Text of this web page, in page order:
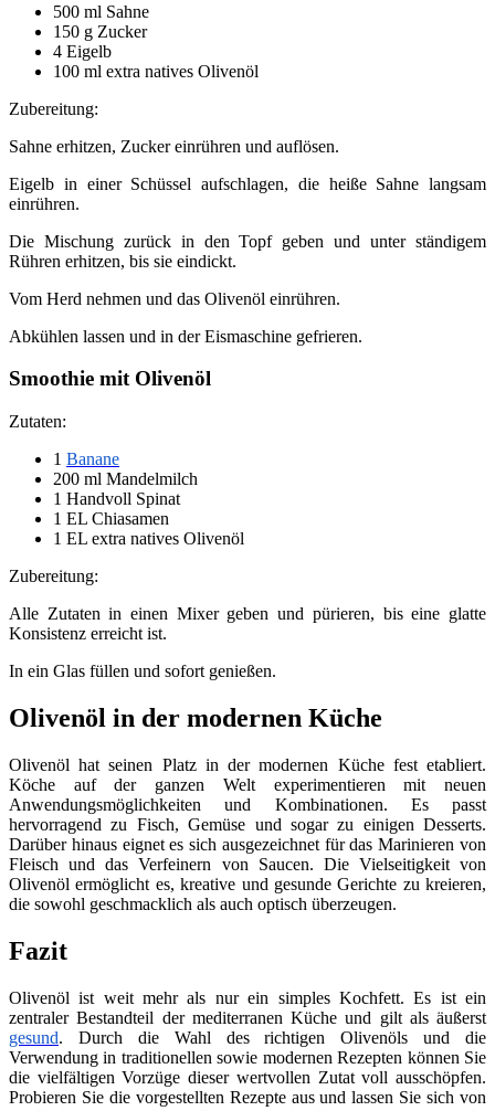
500 ml Sahne
150 g Zucker
4 Eigelb
100 ml extra natives Olivenöl
Zubereitung:
Sahne erhitzen, Zucker einrühren und auflösen.
Eigelb in einer Schüssel aufschlagen, die heiße Sahne langsam
einrühren.
Die Mischung zurück in den Topf geben und unter ständigem
Rühren erhitzen, bis sie eindickt.
Vom Herd nehmen und das Olivenöl einrühren.
Abkühlen lassen und in der Eismaschine gefrieren.
Smoothie mit Olivenöl
Zutaten:
1 Banane
200 ml Mandelmilch
1 Handvoll Spinat
1 EL Chiasamen
1 EL extra natives Olivenöl
Zubereitung:
Alle Zutaten in einen Mixer geben und pürieren, bis eine glatte
Konsistenz erreicht ist.
In ein Glas füllen und sofort genießen.
Olivenöl in der modernen Küche
Olivenöl hat seinen Platz in der modernen Küche fest etabliert.
Köche auf der ganzen Welt experimentieren mit neuen
Anwendungsmöglichkeiten und Kombinationen. Es passt
hervorragend zu Fisch, Gemüse und sogar zu einigen Desserts.
Darüber hinaus eignet es sich ausgezeichnet für das Marinieren von
Fleisch und das Verfeinern von Saucen. Die Vielseitigkeit von
Olivenöl ermöglicht es, kreative und gesunde Gerichte zu kreieren,
die sowohl geschmacklich als auch optisch überzeugen.
Fazit
Olivenöl ist weit mehr als nur ein simples Kochfett. Es ist ein
zentraler Bestandteil der mediterranen Küche und gilt als äußerst
gesund. Durch die Wahl des richtigen Olivenöls und die
Verwendung in traditionellen sowie modernen Rezepten können Sie
die vielfältigen Vorzüge dieser wertvollen Zutat voll ausschöpfen.
Probieren Sie die vorgestellten Rezepte aus und lassen Sie sich von